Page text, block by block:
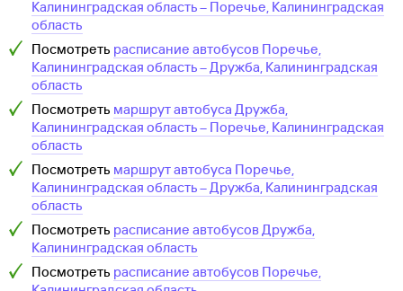
Калининградская область– Поречье, Калининградская
область
Посмотреть расписание автобусов Поречье,
Калининградская область–Дружба, Калининградская
область
Посмотреть маршрут автобуса Дружба,
Калининградская область– Поречье, Калининградская
область
Посмотреть маршрут автобуса Поречье,
Калининградская область–Дружба, Калининградская
область
Посмотреть расписание автобусовДружба,
Калининградская область
Посмотреть расписание автобусов Поречье,